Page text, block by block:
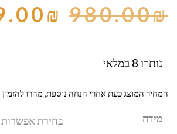
980.00₪
₪
נותרו 8 במלאי
המחיר המוצג כעת אחרי הנחה נוספת, מהרו להזמין
מידה